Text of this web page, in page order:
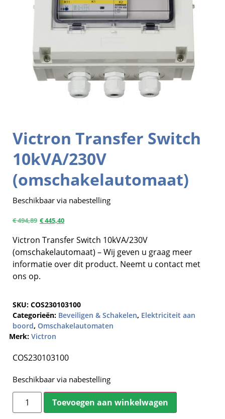
Victron Transfer Switch
10kVA/230V
(omschakelautomaat)
Beschikbaar via nabestelling
€494,89 €445,40
Victron Transfer Switch 10kVA/230V
(omschakelautomaat) – Wij geven u graag meer
informatie over dit product. Neemt u contact met
ons op.
SKU: COS230103100
Categorieën: Beveiligen & Schakelen, Elektriciteit aan
boord, Omschakelautomaten
Merk: Victron
COS230103100
Beschikbaar via nabestelling
Toevoegen aan winkelwagen